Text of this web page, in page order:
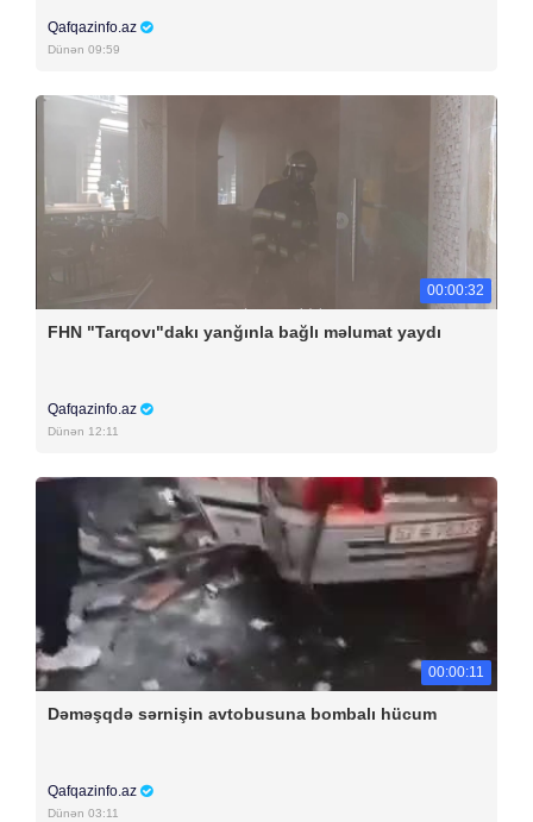
Qafqazinfo.az
Dünən 09:59
00:00:32
FHN "Tarqovı"dakı yanğınla bağlı məlumat yaydı
Qafqazinfo.az
Dünən 12:11
00:00:11
Dəməşqdə sərnişin avtobusuna bombalı hücum
Qafqazinfo.az
Dünən 03:11